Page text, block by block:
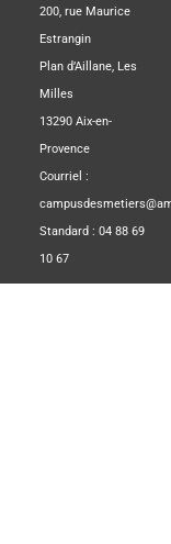
200, rue Maurice
Estrangin
Plan d’Aillane, Les
Milles
13290 Aix-en-
Provence
Courriel :
Standard : 04 88 69
10 67